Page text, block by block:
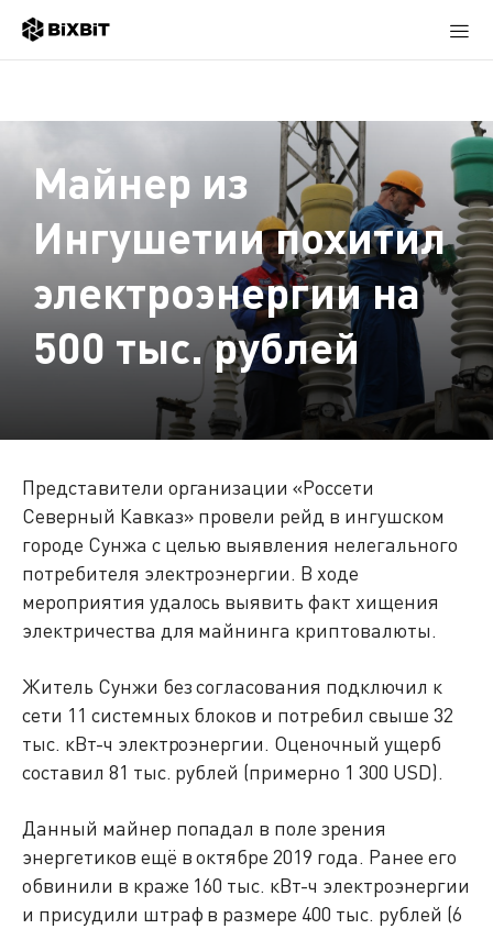
Майнер из
Ингушетии похитил
электроэнергии на
500 тыс. рублей
Представители организации «Россети
Северный Кавказ» провели рейд в ингушском
городе Сунжа с целью выявления нелегального
потребителя электроэнергии. В ходе
мероприятия удалось выявить факт хищения
электричества для майнинга криптовалюты.
Житель Сунжи без согласования подключил к
сети 11 системных блоков и потребил свыше 32
тыс. кВт-ч электроэнергии. Оценочный ущерб
составил 81 тыс. рублей (примерно 1 300 USD).
Данный майнер попадал в поле зрения
энергетиков ещё в октябре 2019 года. Ранее его
обвинили в краже 160 тыс. кВт-ч электроэнергии
и присудили штраф в размере 400 тыс. рублей (6